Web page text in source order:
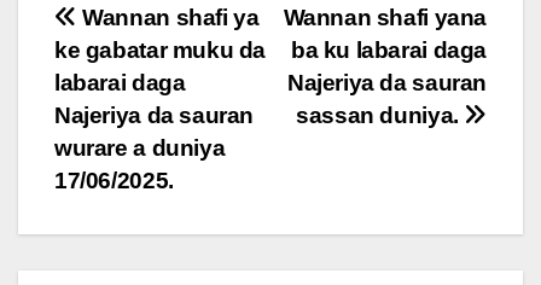
Post
navigation
Wannan shafi yana
ba ku labarai daga
Najeriya da sauran
sassan duniya.
Wannan shafi ya
ke gabatar muku da
labarai daga
Najeriya da sauran
wurare a duniya
17/06/2025.